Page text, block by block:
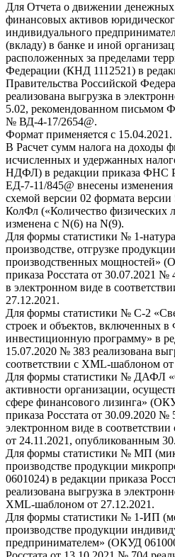
Для Отчета о движении
финансовых активов
индивидуального
(вкладу) в банке и иной
расположенных за пределами
Федерации (КНД 1112521) в
Правительства Российской
реализована выгрузка в
5.02, рекомендованном письмом
№ ВД-4-17/2654@.
Формат применяется с 15.04.2021.
В Расчет сумм налога на доходы
исчисленных и удержанных
НДФЛ) в редакции приказа ФНС
ЕД-7-11/845@ внесены изменения
схемой версии 02 формата версии
КолФл («Количество физических
изменена с N(6) на N(9).
Для формы статистики № 1-
производстве, отгрузке
производственных мощностей»
приказа Росстата от 30.07.2021 №
в электронном виде в
27.12.2021.
Для формы статистики № С-2
строек и объектов, включенных
инвестиционную программу» в
15.07.2020 № 383 реализована
соответствии с XML-шаблоном от
Для формы статистики № ДАФЛ
активности организации,
сфере финансового лизинга»
приказа Росстата от 30.09.2020 №
электронном виде в
от 24.11.2021, опубликованным
Для формы статистики № МП
производстве продукции
0601024) в редакции приказа
реализована выгрузка в
XML-шаблоном от 27.12.2021.
Для формы статистики № 1-ИП
производстве продукции
предпринимателем» (ОКУД